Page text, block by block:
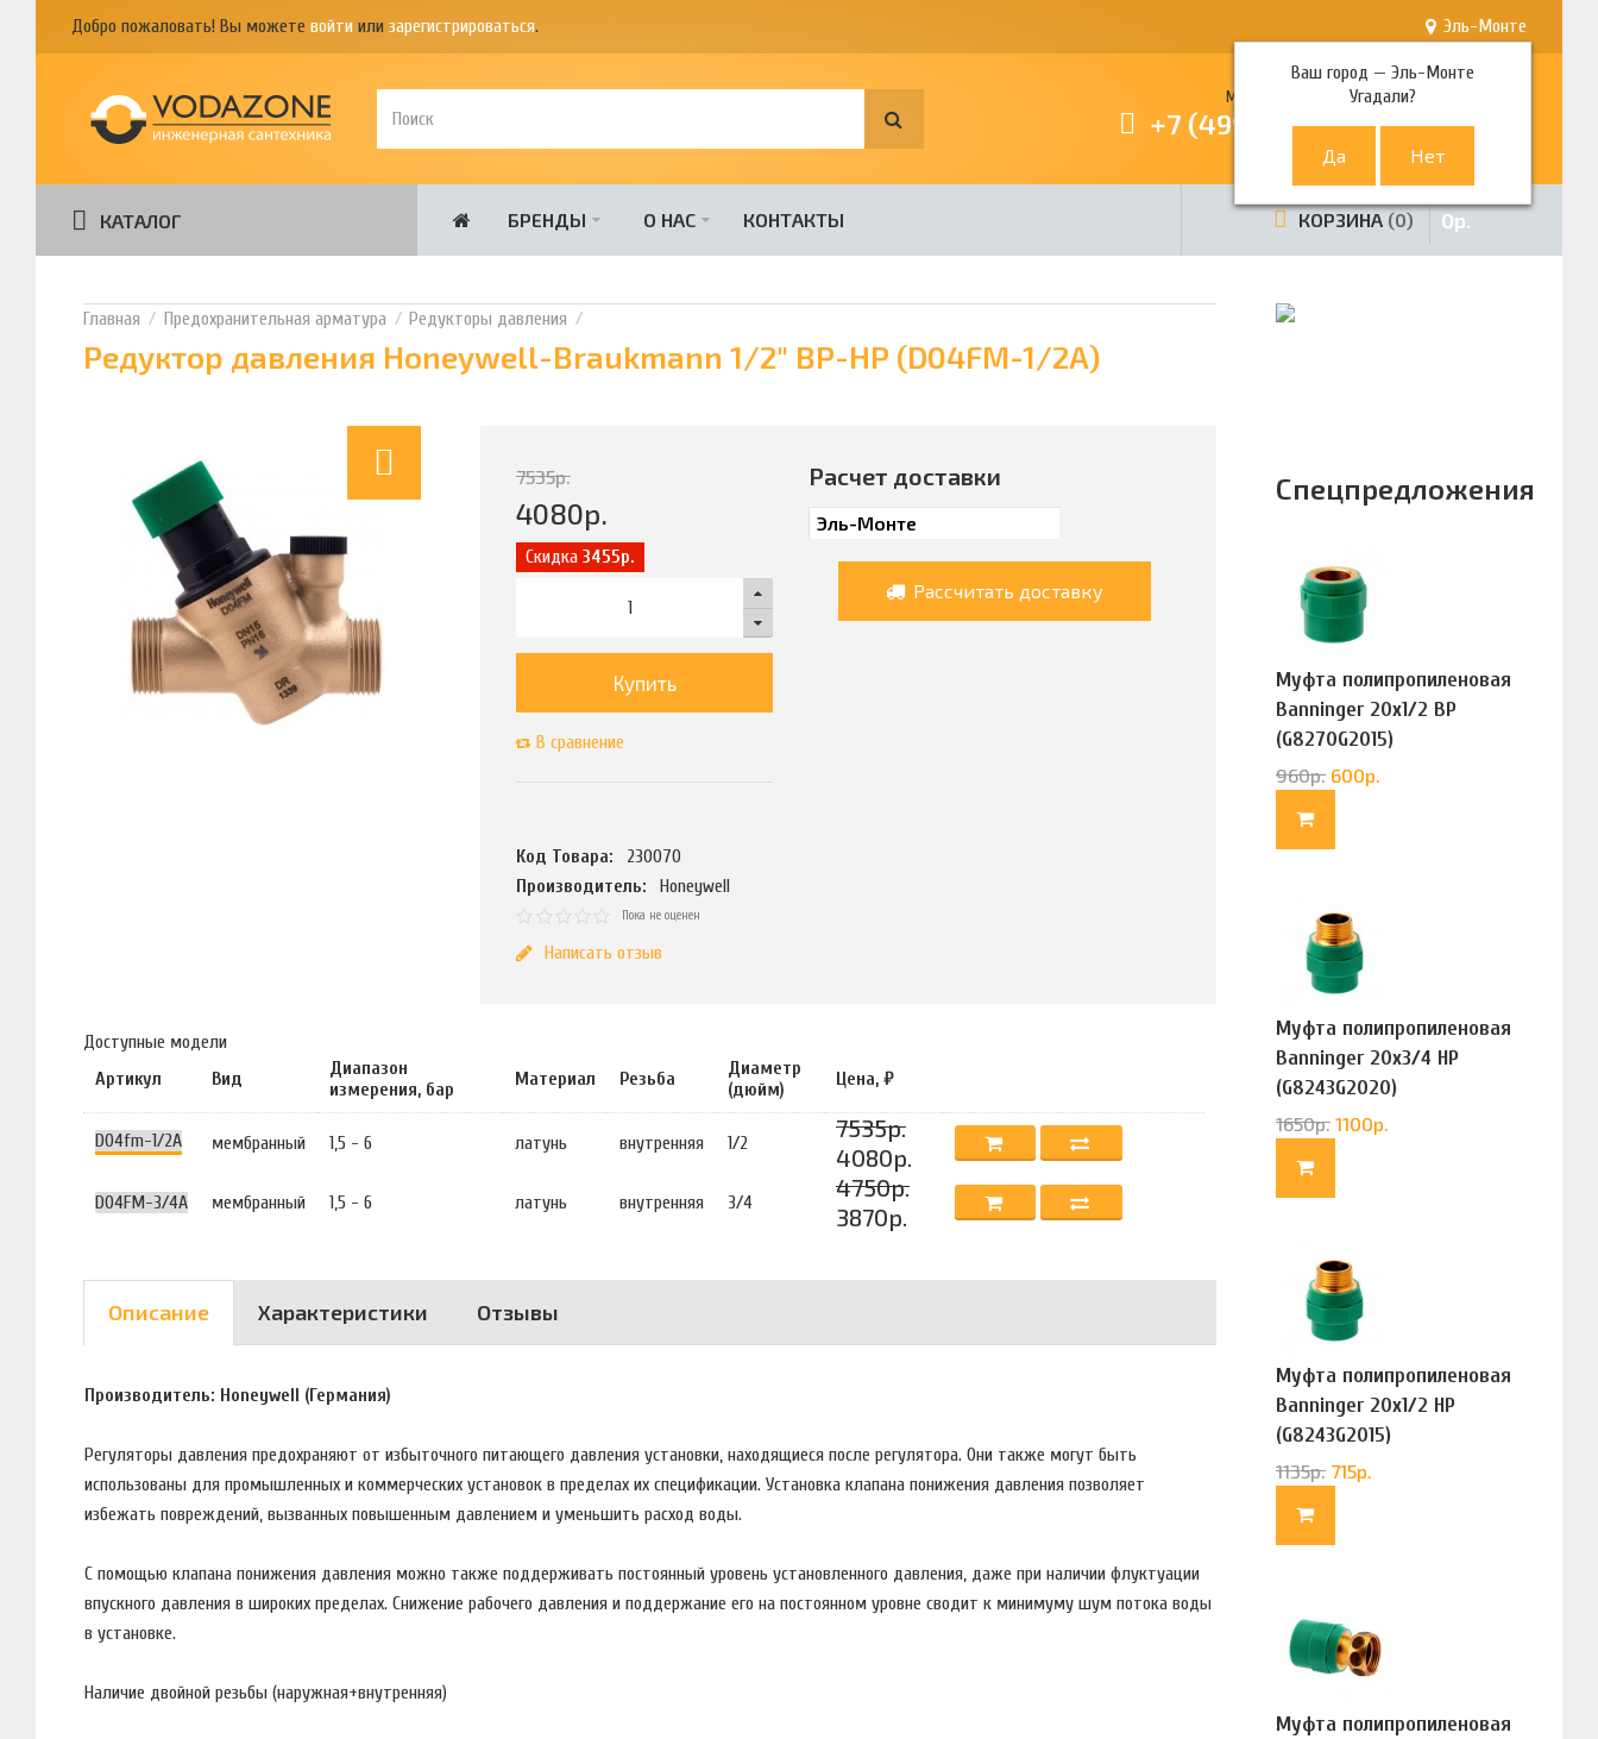
Добро пожаловать! Вы можете войти или зарегистрироваться. Эль-Монте
Ваш город —Эль-Монте
Угадали?
Многоканальный телефон
+7 (499) 380-80-80
КАТАЛОГ БРЕНДЫ О НАС КОНТАКТЫ КОРЗИНА 0 0р.
Предохранительная арматура Редукторы давления
Редуктор давления Honeywell-Braukmann 1/2" ВР-НР (D04FM-1/2A)
7535р.
4080р.
Скидка3455р.
Купить
В сравнение
Код Товара:
230070
Производитель:
Honeywell
Пока не оценен
Написать отзыв
Расчет доставки
Рассчитать доставку
Доступные модели
Артикул
Вид
Диапазон
измерения, бар
Материал Резьба
Диаметр
(дюйм)
Цена, ₽
D04fm-1/2A мембранный 1,5 - 6 латунь внутренняя 1/2
7535р.
4080р.
D04FM-3/4A мембранный 1,5 - 6 латунь внутренняя 3/4
4750р.
3870р.
Описание Характеристики Отзывы
Производитель: Honeywell (Германия)
Регуляторы давления предохраняют от избыточного питающего давления установки, находящиеся после регулятора. Они также могут быть
использованы для промышленных и коммерческих установок в пределах их спецификации. Установка клапана понижения давления позволяет
избежать повреждений, вызванных повышенным давлением и уменьшить расход воды.
С помощью клапана понижения давления можно также поддерживать постоянный уровень установленного давления, даже при наличии флуктуации
впускного давления в широких пределах. Снижение рабочего давления и поддержание его на постоянном уровне сводит к минимуму шум потока воды
в установке.
Наличие двойной резьбы (наружная+внутренняя)
Спецпредложения
Муфта полипропиленовая
Banninger 20х1/2 ВР
(G8270G2015)
960р. 600р.
Муфта полипропиленовая
Banninger 20х3/4 НР
(G8243G2020)
1650р. 1100р.
Муфта полипропиленовая
Banninger 20х1/2 НР
(G8243G2015)
1135р. 715р.
Муфта полипропиленовая